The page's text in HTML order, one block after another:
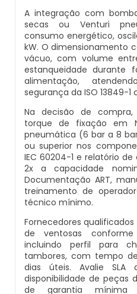
Pesadora Para Pão De
Dosador De Rosca
Pesadoras
Embaladora De Graos
Seladora Automática
Embaladora De Pao
Esteira Alimentadora
Seladora Contínua
Maquina Contadora
Seladora Rotativa
Datador Termico
Datador Automático A
Datador Termo
Fornecedor Datador
Datador De Caixas
Empresa De Datador
Máquina Datadora
Máquina Datadora
Datador De Potes
A integração com
secas ou Venturi
consumo energético,
kW. O dimensionamento
vácuo, com volume
estanqueidade durante
alimentação,
segurança da ISO 13849-1
Na decisão de
torque de fixação em
pneumática (6 bar a 8
ou superior nos
IEC 60204-1 e relatório
2x a capacidade
Documentação ART,
treinamento de
técnico mínimo.
Fornecedores
de ventosas
incluindo perfil para
tambores, com tempo
dias úteis. Avalie SLA
disponibilidade de peças
de garantia